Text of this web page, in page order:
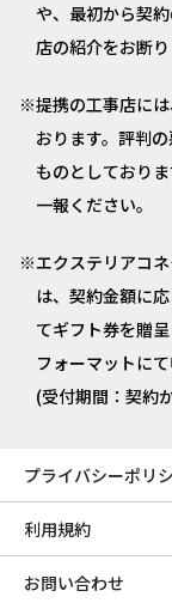
や、最初から契
店の紹介をお断り
提携の工事店に
おります。評判
ものとしており
一報ください。
エクステリアコ
は、契約金額に
てギフト券を贈
フォーマットに
(受付期間：契約
プライバシーポリ
利用規約
お問い合わせ